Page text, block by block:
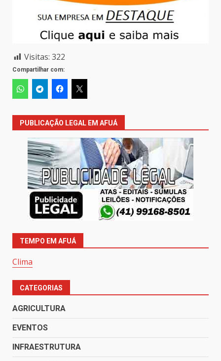
Visitas: 322
Compartilhar com:
PUBLICAÇÃO LEGAL EM AFUÁ
TEMPO EM AFUÁ
Clima
CATEGORIAS
AGRICULTURA
EVENTOS
INFRAESTRUTURA